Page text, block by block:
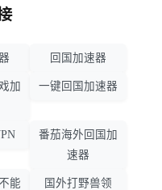
回国加速器
加
一键回国加速器
番茄海外回国加
速器
能
国外打野兽领